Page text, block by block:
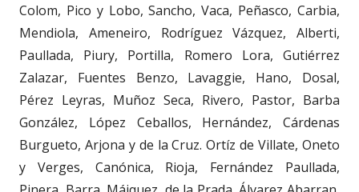
Colom, Pico y Lobo, Sancho, Vaca, Peñasco, Carbia,
Mendiola, Ameneiro, Rodríguez Vázquez, Alberti,
Paullada, Piury, Portilla, Romero Lora, Gutiérrez
Zalazar, Fuentes Benzo, Lavaggie, Hano, Dosal,
Pérez Leyras, Muñoz Seca, Rivero, Pastor, Barba
González, López Ceballos, Hernández, Cárdenas
Burgueto, Arjona y de la Cruz. Ortíz de Villate, Oneto
y Verges, Canónica, Rioja, Fernández Paullada,